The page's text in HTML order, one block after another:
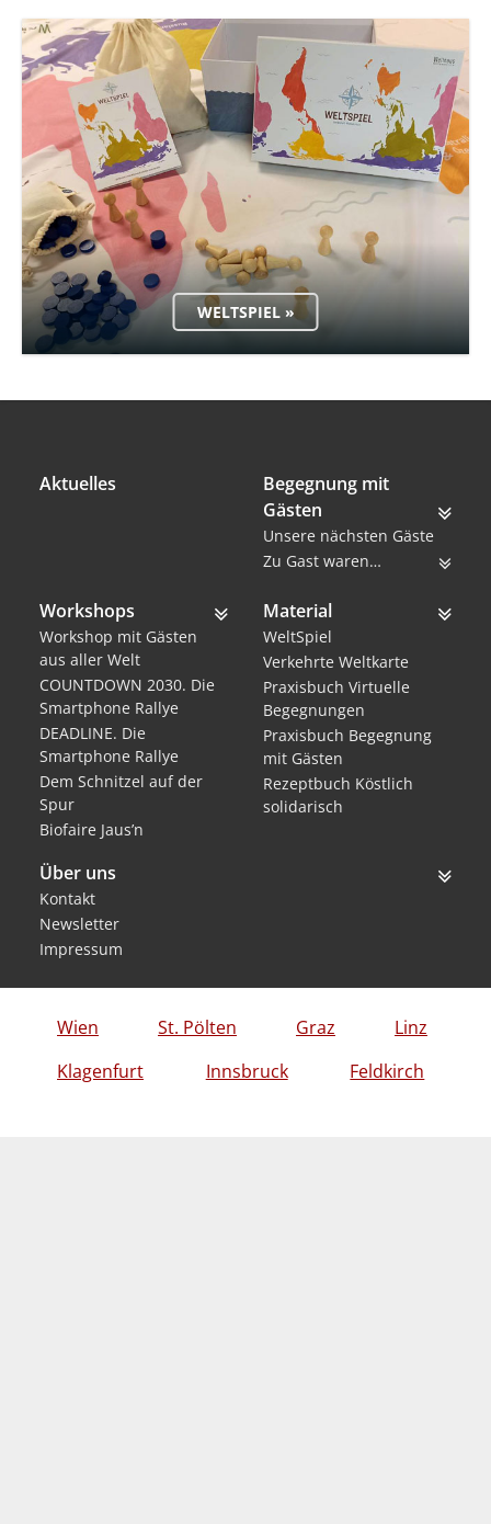
WELTSPIEL »
Aktuelles
Begegnung mit
Gästen
Unsere nächsten Gäste
Zu Gast waren…
Workshops
Workshop mit Gästen
aus aller Welt
COUNTDOWN 2030. Die
Smartphone Rallye
DEADLINE. Die
Smartphone Rallye
Dem Schnitzel auf der
Spur
Biofaire Jaus’n
Material
WeltSpiel
Verkehrte Weltkarte
Praxisbuch Virtuelle
Begegnungen
Praxisbuch Begegnung
mit Gästen
Rezeptbuch Köstlich
solidarisch
Über uns
Kontakt
Newsletter
Impressum
Wien St. Pölten Graz
Linz
Klagenfurt
Innsbruck Feldkirch